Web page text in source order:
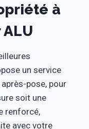
à
un service
pose, pour
soit une
renforcé,
avec votre